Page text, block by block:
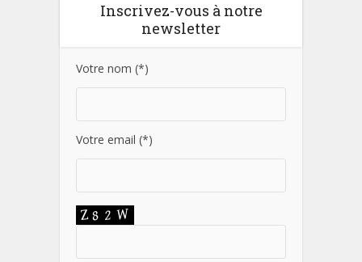
Inscrivez-vous à notre
newsletter
Votre nom (*)
Votre email (*)